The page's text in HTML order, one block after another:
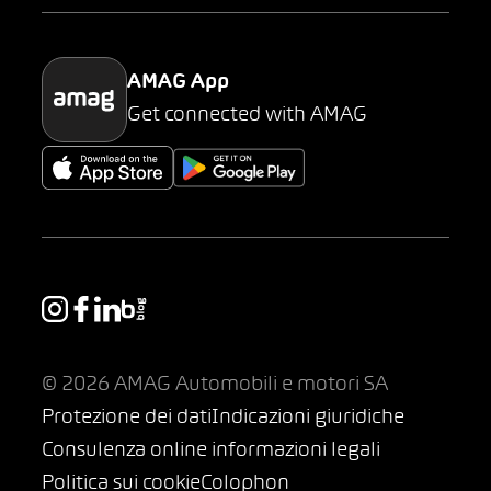
Parking
AMAG App
Get connected with AMAG
© 2026 AMAG Automobili e motori SA
Protezione dei datiIndicazioni giuridiche
Consulenza online informazioni legali
Politica sui cookieColophon